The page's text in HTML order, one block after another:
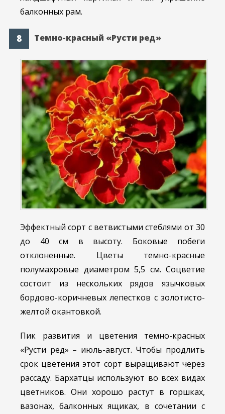
балконных рам.
Темно-красный «Русти ред»
Эффектный сорт c ветвистыми стеблями от 30
до 40 см в высоту. Боковые побеги
отклоненные. Цветы темно-красные
полумахровые диаметром 5,5 см. Соцветие
состоит из нескольких рядов язычковых
бордово-коричневых лепестков с золотисто-
желтой окантовкой.
Пик развития и цветения темно-красных
«Русти ред» – июль-август. Чтобы продлить
срок цветения этот сорт выращивают через
рассаду. Бархатцы используют во всех видах
цветников. Они хорошо растут в горшках,
вазонах, балконных ящиках, в сочетании с